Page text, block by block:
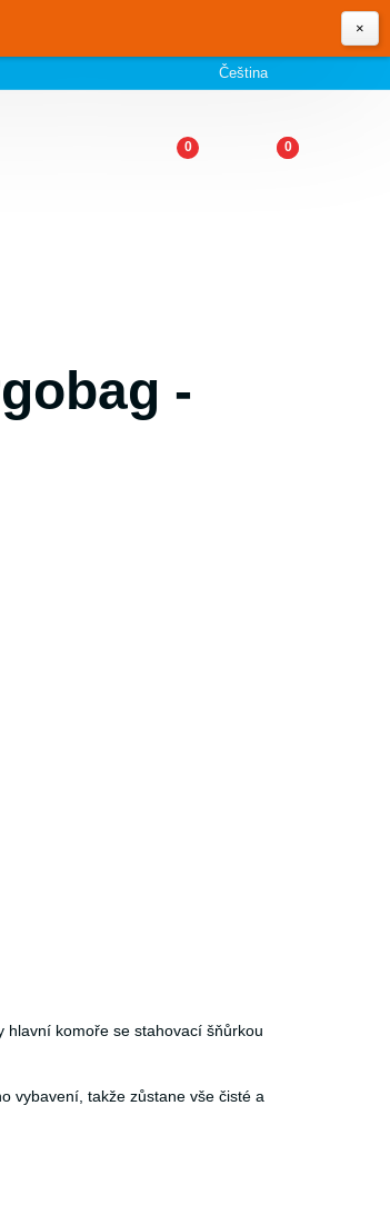
×
Čeština
0 0
-
komoře se stahovací šňůrkou
vybavení, takže zůstane vše čisté a